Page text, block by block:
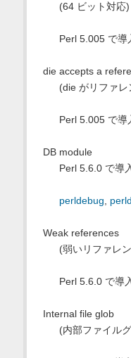
(64 ビット対応)
Perl 5.005 で導
die accepts a
(die がリファ
Perl 5.005 で導
DB module
Perl 5.6.0 で導
perldebug,
Weak references
(弱いリファレ
Perl 5.6.0 で導
Internal file glob
(内部ファイル